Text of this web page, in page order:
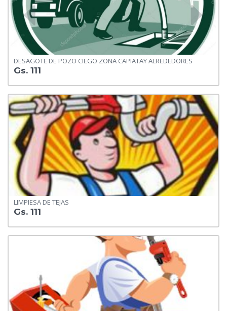
DESAGOTE DE POZO CIEGO ZONA CAPIATAY ALREDEDORES
Gs. 111
LIMPIESA DE TEJAS
Gs. 111